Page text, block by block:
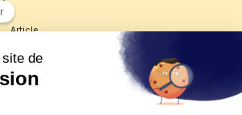
Article
Les reportages d'été 2026 de KTO